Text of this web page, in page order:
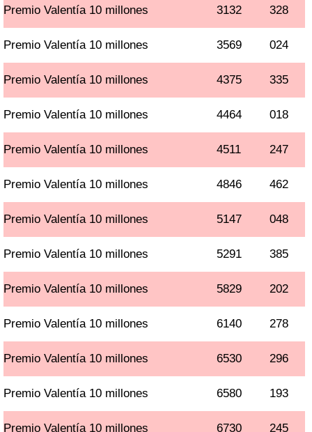
Premio Valentía 10 millones 3132 328
Premio Valentía 10 millones 3569 024
Premio Valentía 10 millones 4375 335
Premio Valentía 10 millones 4464 018
Premio Valentía 10 millones 4511 247
Premio Valentía 10 millones 4846 462
Premio Valentía 10 millones 5147 048
Premio Valentía 10 millones 5291 385
Premio Valentía 10 millones 5829 202
Premio Valentía 10 millones 6140 278
Premio Valentía 10 millones 6530 296
Premio Valentía 10 millones 6580 193
Premio Valentía 10 millones 6730 245